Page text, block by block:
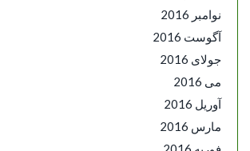
نوامبر 2016
آگوست 2016
جولای 2016
می 2016
آوریل 2016
مارس 2016